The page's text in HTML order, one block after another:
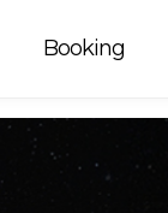
Booking